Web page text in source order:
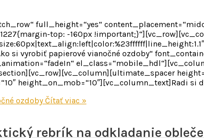
full_height=“yes“
top: -160px
si vyrobiť papierové vianočné ozdoby“
height_on_mob=“10″][vc_column_text]Radi si
ozdobyČítať viac »
rebrík na odkladanie